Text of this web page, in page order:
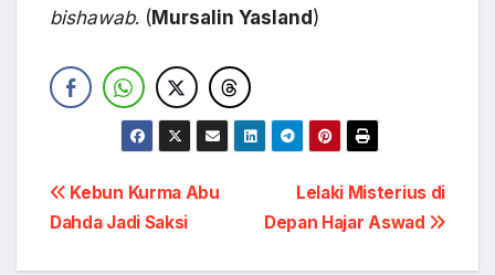
bishawab. (Mursalin Yasland)
Navigasi
pos
Lelaki Misterius di
Depan Hajar Aswad
Kebun Kurma Abu
Dahda Jadi Saksi